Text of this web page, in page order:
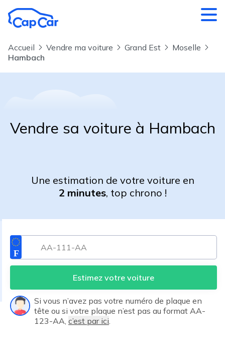
Accueil Vendre ma voiture Grand Est
Moselle
Hambach
Vendre sa voiture à Hambach
Une estimation de votre voiture en
2 minutes, top chrono !
Estimez votre voiture
Si vous n’avez pas votre numéro de plaque en
tête ou si votre plaque n’est pas au format AA-
123-AA, c’est par ici